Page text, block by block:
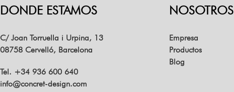
DONDE ESTAMOS
C/ Joan Torruella i Urpina, 13
08758 Cervelló, Barcelona
Tel. +34 936 600 640
info@concret-design.com
NOSOTROS
Empresa
Productos
Blog